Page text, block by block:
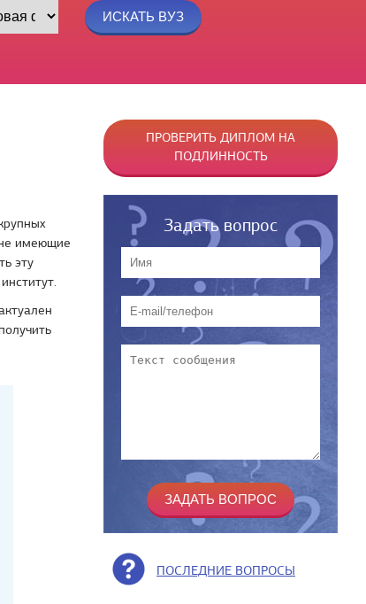
имеющие
эту
ПРОВЕРИТЬ ДИПЛОМ НА
ПОДЛИННОСТЬ
Задать вопрос
ПОСЛЕДНИЕ ВОПРОСЫ